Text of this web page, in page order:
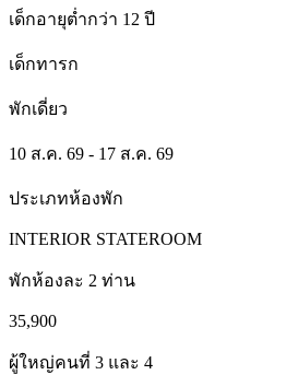
เด็กอายุต่ำกว่า 12 ปี
เด็กทารก
พักเดี่ยว
10 ส.ค. 69 - 17 ส.ค. 69
ประเภทห้องพัก
INTERIOR STATEROOM
พักห้องละ 2 ท่าน
35,900
ผู้ใหญ่คนที่ 3 และ 4